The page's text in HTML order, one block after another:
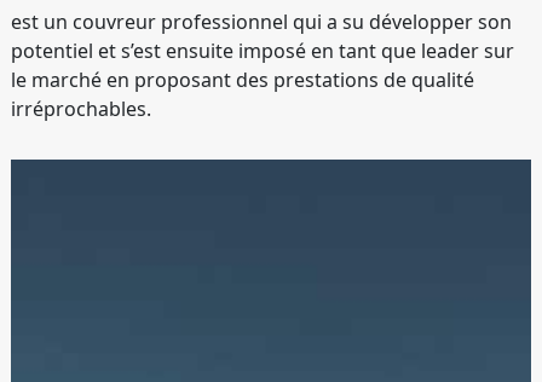
est un couvreur professionnel qui a su développer son
potentiel et s’est ensuite imposé en tant que leader sur
le marché en proposant des prestations de qualité
irréprochables.